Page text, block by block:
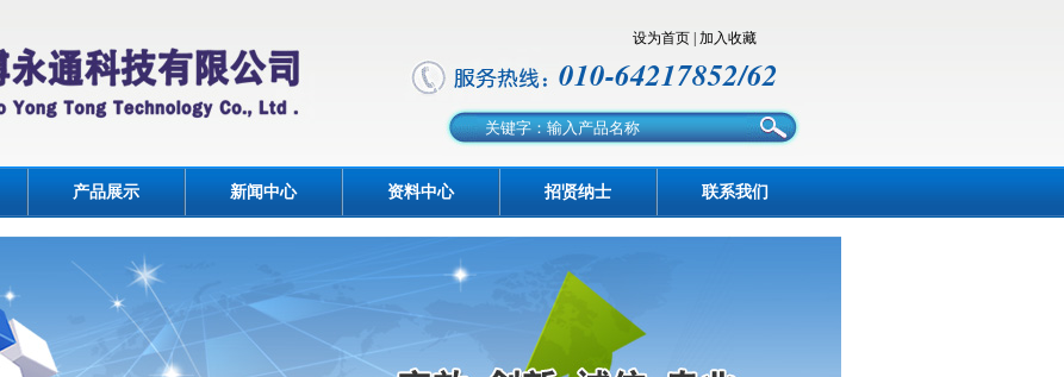
设为首页 加入收藏
010-64217852/62
产品展示 新闻中心 资料中心 招贤纳士 联系我们